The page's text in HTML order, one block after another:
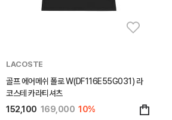
LACOSTE
골프 에어메쉬 폴로 W(DF116E55G031) 라
코스테 카라티셔츠
152,100 169,000 10%